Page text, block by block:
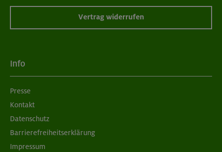
08./09.09.26
Grundkurs Klettern indoor
München
Vertrag widerrufen
Info
Presse
Kontakt
Datenschutz
Barrierefreiheitserklärung
Impressum